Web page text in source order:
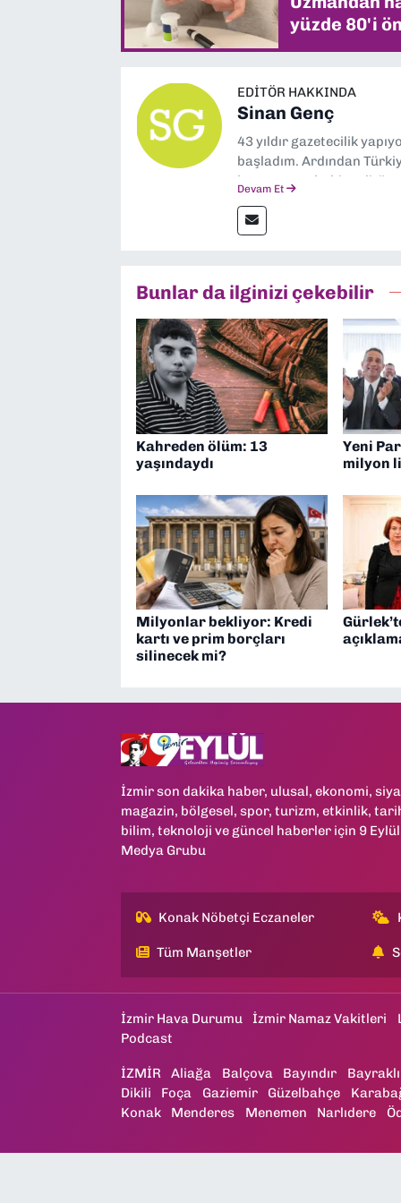
yüzde 80'i
EDITÖR HAKKINDA
Sinan Genç
43 yıldır gazetecilik
başladım. Ardından
boyunca muhabir, editör,
anda Dokuz Eylül
Devam Et
Bunlar da ilginizi çekebilir
Kahreden ölüm: 13
yaşındaydı
Yeni
milyon
Milyonlar bekliyor: Kredi
kartı ve prim borçları
silinecek mi?
İzmir son dakika haber, ulusal, ekonomi,
magazin, bölgesel, spor, turizm, etkinlik,
bilim, teknoloji ve güncel haberler için 9 Eylül
Medya Grubu
Konak Nöbetçi Eczaneler
Tüm Manşetler
İzmir Hava Durumu İzmir Namaz Vakitleri
Podcast
İZMİR Aliağa Balçova Bayındır
Bayraklı
Dikili
Foça Gaziemir Güzelbahçe
Konak
Menderes Menemen Narlıdere